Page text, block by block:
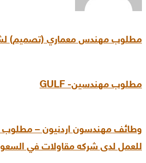
مطلوب مهندس معماري (تصميم)
مطلوب مهندسين- GULF
وطائف مهندسون اردنيون –
للعمل لدى شركه مقاولات في